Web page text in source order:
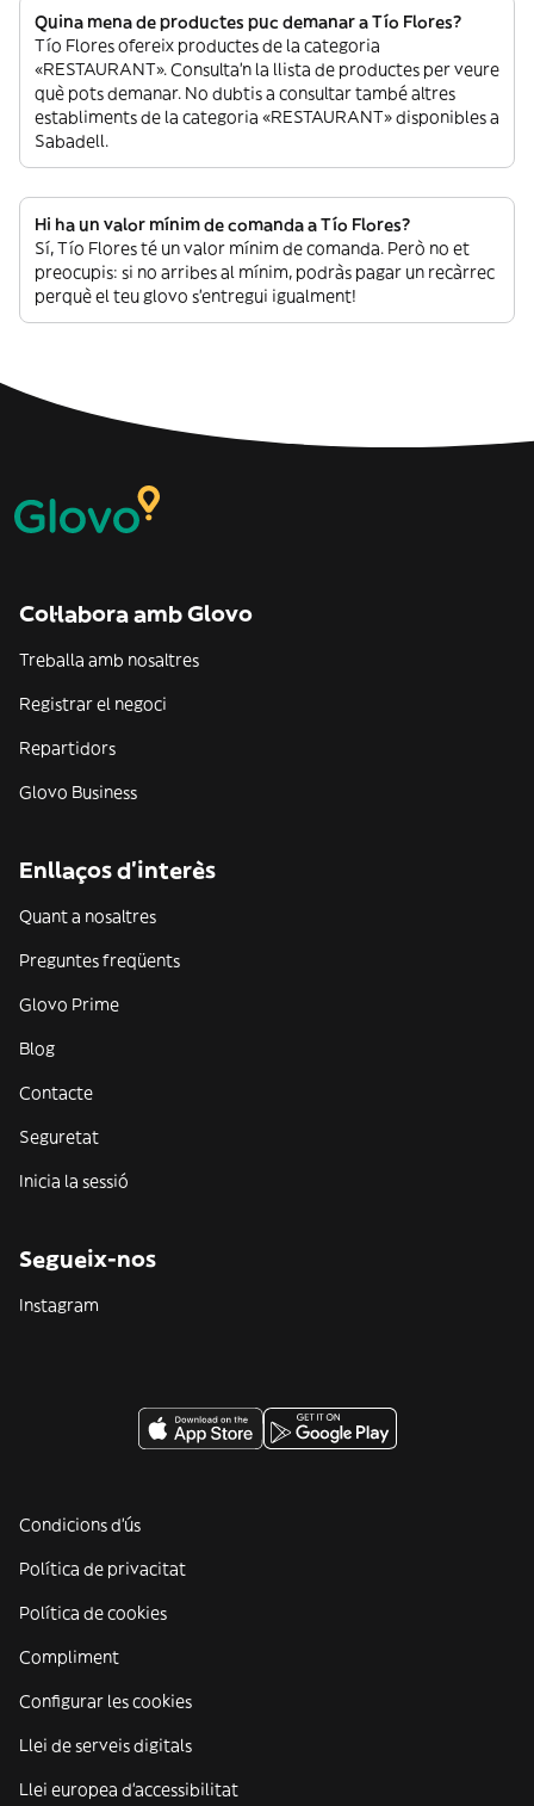
Quina mena de productes puc demanar a Tío Flores?
Tío Flores ofereix productes de la categoria
«RESTAURANT». Consulta’n la llista de productes per veure
què pots demanar. No dubtis a consultar també altres
establiments de la categoria «RESTAURANT» disponibles a
Sabadell.
Hi ha un valor mínim de comanda a Tío Flores?
Sí, Tío Flores té un valor mínim de comanda. Però no et
preocupis: si no arribes al mínim, podràs pagar un recàrrec
perquè el teu glovo s’entregui igualment!
Col·labora amb Glovo
Treballa amb nosaltres
Registrar el negoci
Repartidors
Glovo Business
Enllaços d'interès
Quant a nosaltres
Preguntes freqüents
Glovo Prime
Blog
Contacte
Seguretat
Inicia la sessió
Segueix-nos
Instagram
Condicions d'ús
Política de privacitat
Política de cookies
Compliment
Configurar les cookies
Llei de serveis digitals
Llei europea d'accessibilitat